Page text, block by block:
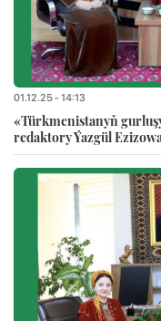
01.12.25 - 14:13
«Türkmenistanyň
redaktory Ýazgül